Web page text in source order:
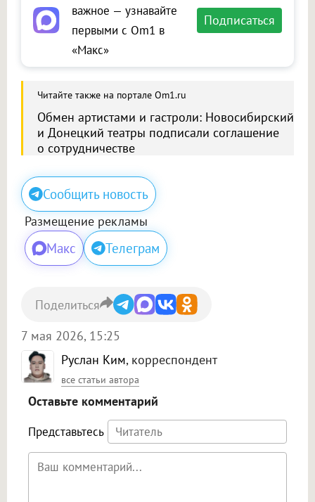
важное — узнавайте
первыми с Om1 в
«Макс»
Подписаться
Читайте также на портале Om1.ru
Обмен артистами и гастроли: Новосибирский
и Донецкий театры подписали соглашение
о сотрудничестве
Сообщить новость
Размещение рекламы
Макс Телеграм
Руслан Ким, корреспондент
все статьи автора
7 мая 2026, 15:25
Поделиться
Оставьте комментарий
Представьтесь